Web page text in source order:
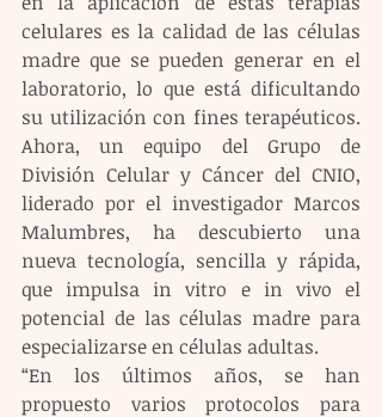
celulares es la calidad de las células
madre que se pueden generar en el
laboratorio, lo que está dificultando
su utilización con fines terapéuticos.
Ahora, un equipo del Grupo de
División Celular y Cáncer del CNIO,
liderado por el investigador Marcos
Malumbres, ha descubierto una
nueva tecnología, sencilla y rápida,
que impulsa in vitro e in vivo el
potencial de las células madre para
especializarse en células adultas.
“En los últimos años, se han
propuesto varios protocolos para